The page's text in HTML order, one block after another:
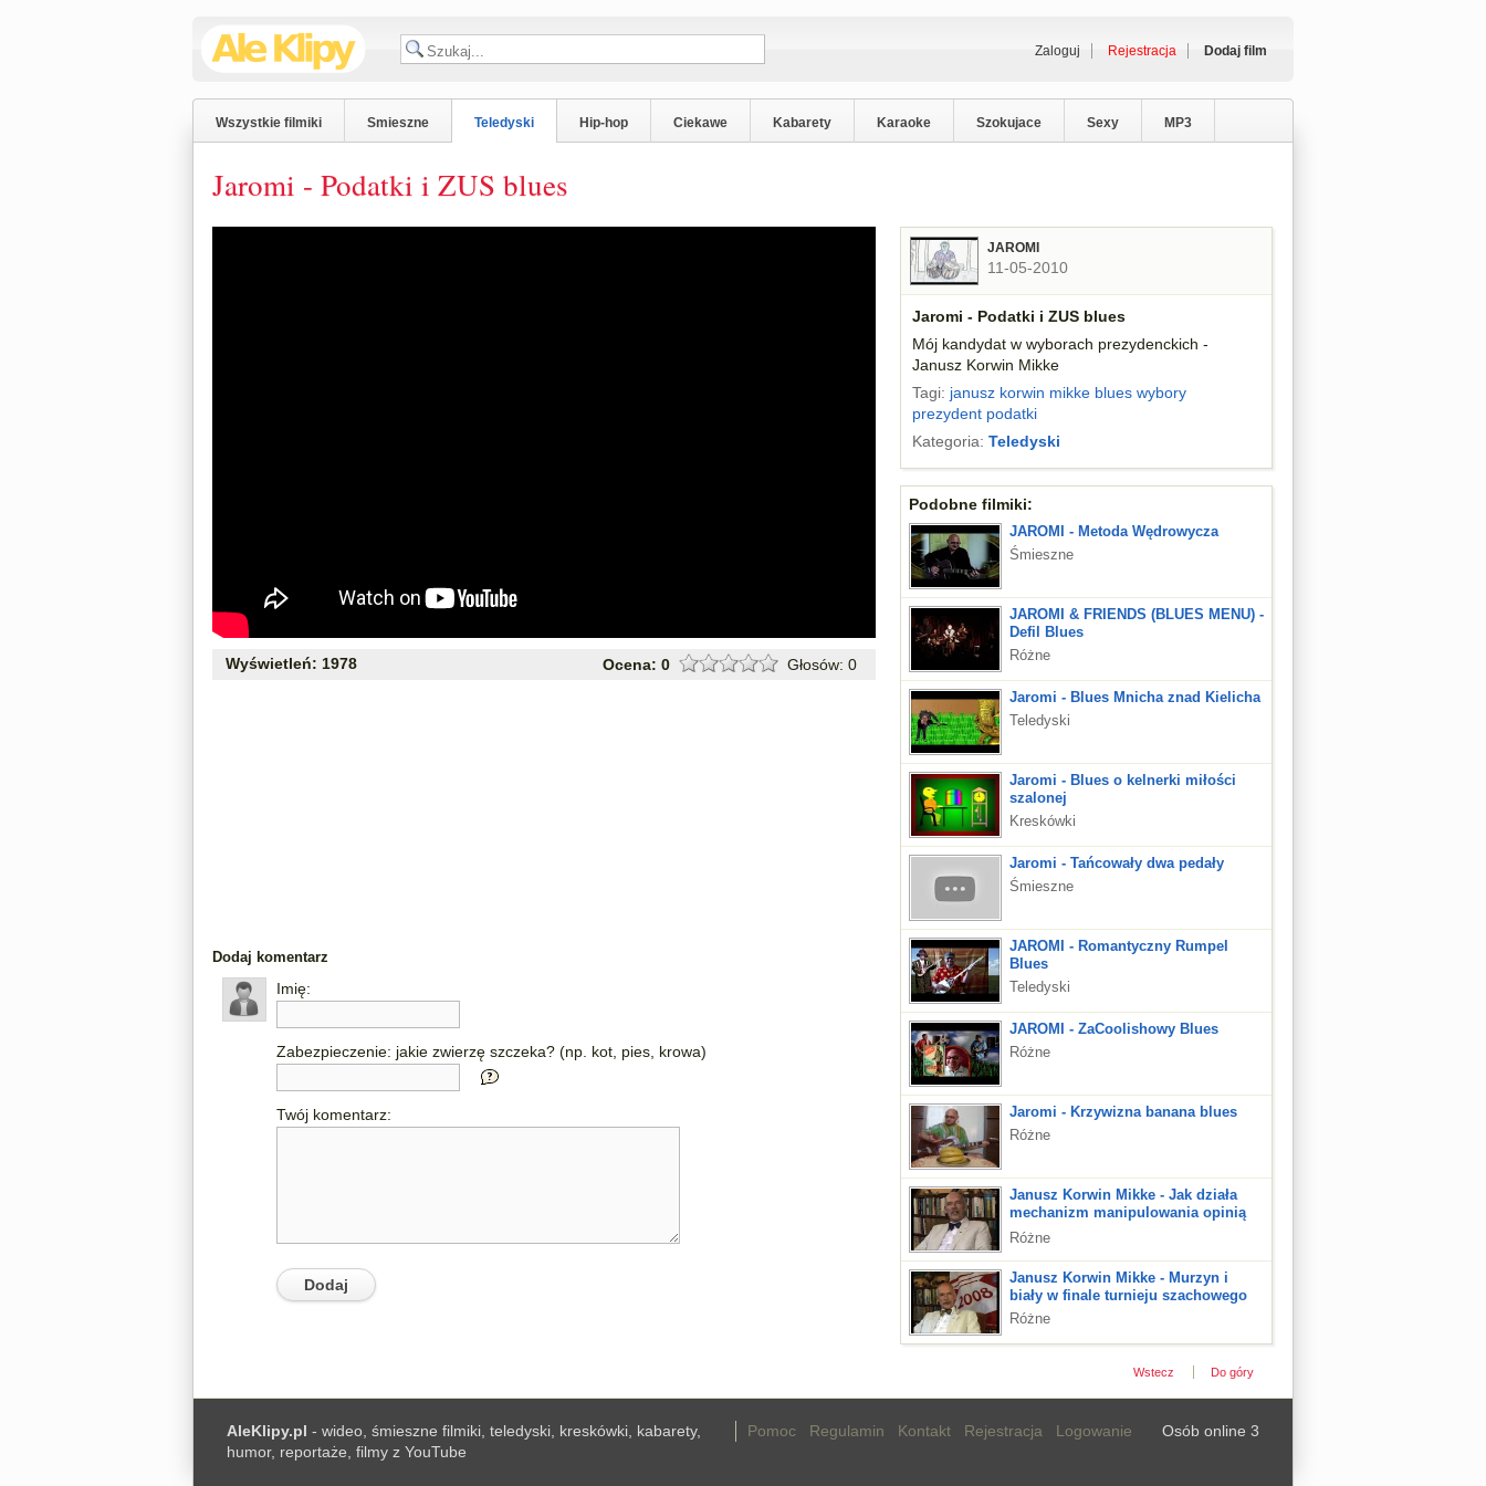
Zaloguj Rejestracja Dodaj film
Wszystkie filmiki Smieszne Teledyski Hip-hop Ciekawe Kabarety Karaoke Szokujace Sexy MP3
Jaromi - Podatki i ZUS blues
Wyświetleń: 1978 Ocena: 0 Głosów: 0
Dodaj komentarz
Imię:
Zabezpieczenie: jakie zwierzę szczeka? (np. kot, pies, krowa)
Twój komentarz:
JAROMI
11-05-2010
Jaromi - Podatki i ZUS blues
Mój kandydat w wyborach prezydenckich -
Janusz Korwin Mikke
Tagi: janusz korwin mikke blues wybory
prezydent podatki
Kategoria: Teledyski
Podobne filmiki:
JAROMI - Metoda Wędrowycza
Śmieszne
JAROMI & FRIENDS (BLUES MENU) -
Defil Blues
Różne
Jaromi - Blues Mnicha znad Kielicha
Teledyski
Jaromi - Blues o kelnerki miłości
szalonej
Kreskówki
Jaromi - Tańcowały dwa pedały
Śmieszne
JAROMI - Romantyczny Rumpel
Blues
Teledyski
JAROMI - ZaCoolishowy Blues
Różne
Jaromi - Krzywizna banana blues
Różne
Janusz Korwin Mikke - Jak działa
mechanizm manipulowania opinią
publiczną
Różne
Janusz Korwin Mikke - Murzyn i
biały w finale turnieju szachowego
Różne
Wstecz Do góry
AleKlipy.pl - wideo, śmieszne filmiki, teledyski, kreskówki, kabarety,
humor, reportaże, filmy z YouTube
Pomoc Regulamin Kontakt Rejestracja Logowanie Osób online 3